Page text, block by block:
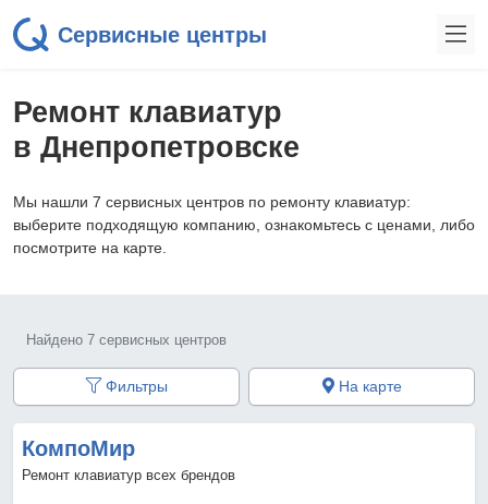
Сервисные центры
Ремонт клавиатур
в Днепропетровске
Мы нашли 7 сервисных центров по ремонту клавиатур:
выберите подходящую компанию, ознакомьтесь с ценами, либо
посмотрите на карте.
Найдено 7 сервисных центров
Фильтры На карте
КомпоМир
Ремонт клавиатур всех брендов